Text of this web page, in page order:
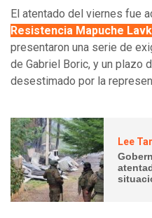
El atentado del viernes fue
Resistencia Mapuche
presentaron una serie de
de Gabriel Boric, y un plazo
desestimado por la
Lee